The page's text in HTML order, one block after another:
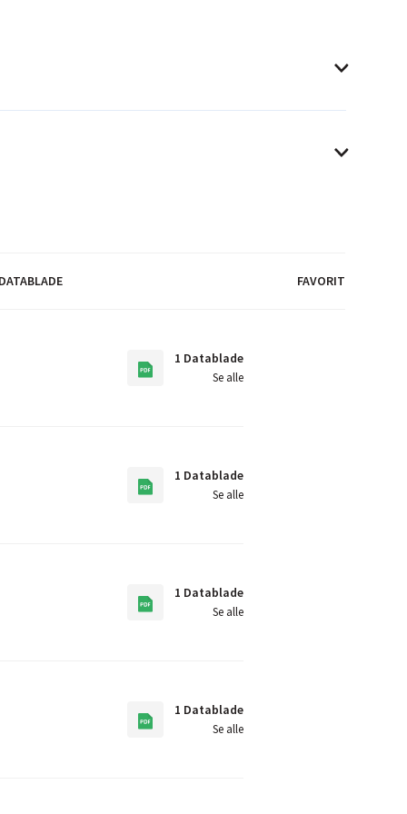
FAVORIT
1 Datablade
Se alle
1 Datablade
Se alle
1 Datablade
Se alle
1 Datablade
Se alle